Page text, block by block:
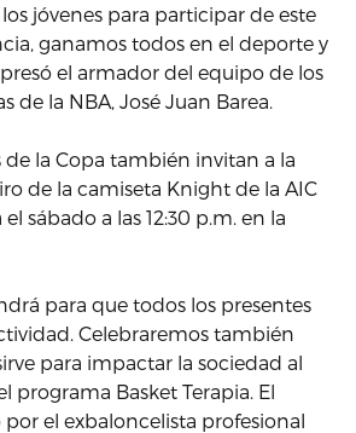
jóvenes para participar de este
ganamos todos en el deporte y
el armador del equipo de los
de la NBA, José Juan Barea.
de la Copa también invitan a la
de la camiseta Knight de la AIC
sábado a las 12:30 p.m. en la
para que todos los presentes
Celebraremos también
para impactar la sociedad al
programa Basket Terapia. El
el exbaloncelista profesional